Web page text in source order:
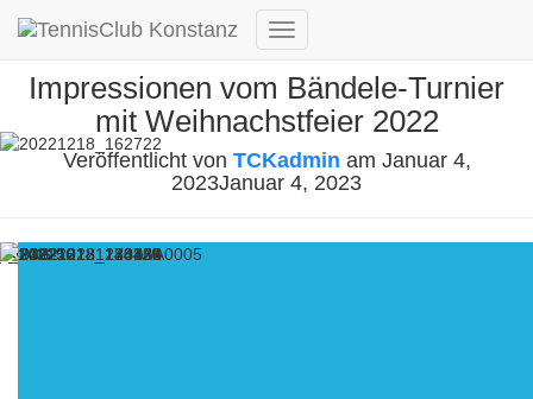
Navigation
umschalten
Impressionen vom Bändele-Turnier
mit Weihnachstfeier 2022
Veröffentlicht von TCKadmin am Januar 4,
2023Januar 4, 2023